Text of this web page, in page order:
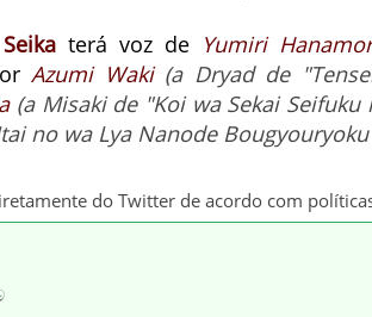
Seika terá voz de Yumiri
Azumi Waki (a Dryad de
(a Misaki de "Koi wa Sekai Seifuku
no wa Lya Nanode
do Twitter de acordo com